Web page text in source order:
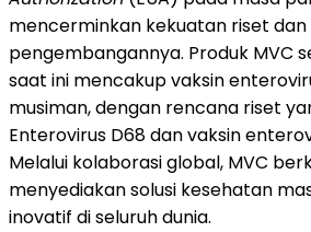
mencerminkan kekuatan riset dan
pengembangannya. Produk MVC
saat ini mencakup vaksin
musiman, dengan rencana riset
Enterovirus D68 dan vaksin
Melalui kolaborasi global, MVC
menyediakan solusi kesehatan
inovatif di seluruh dunia.